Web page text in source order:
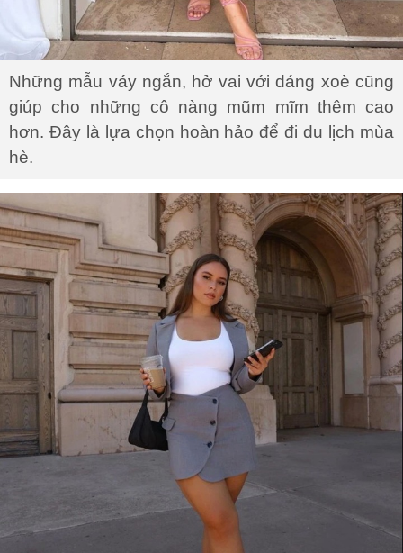
Những mẫu váy ngắn, hở vai với dáng xoè cũng
giúp cho những cô nàng mũm mĩm thêm cao
hơn. Đây là lựa chọn hoàn hảo để đi du lịch mùa
hè.